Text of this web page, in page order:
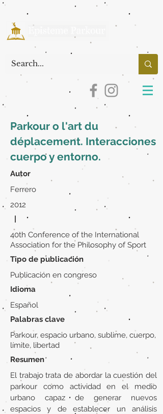
Parkour o l'art du
déplacement. Interacciones
cuerpo y entorno.
Autor
Ferrero
2012
|
40th Conference of the International
Association for the Philosophy of Sport
Tipo de publicación
Publicación en congreso
Idioma
Español
Palabras clave
Parkour, espacio urbano, sublime, cuerpo,
límite, libertad
Resumen
El trabajo trata de abordar la cuestión del
parkour como actividad en el medio
urbano capaz de generar nuevos
espacios y de establecer un análisis